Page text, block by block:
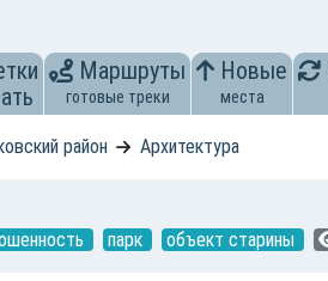
Маршруты
готовые треки
Новые
места
район Архитектура
парк объект старины